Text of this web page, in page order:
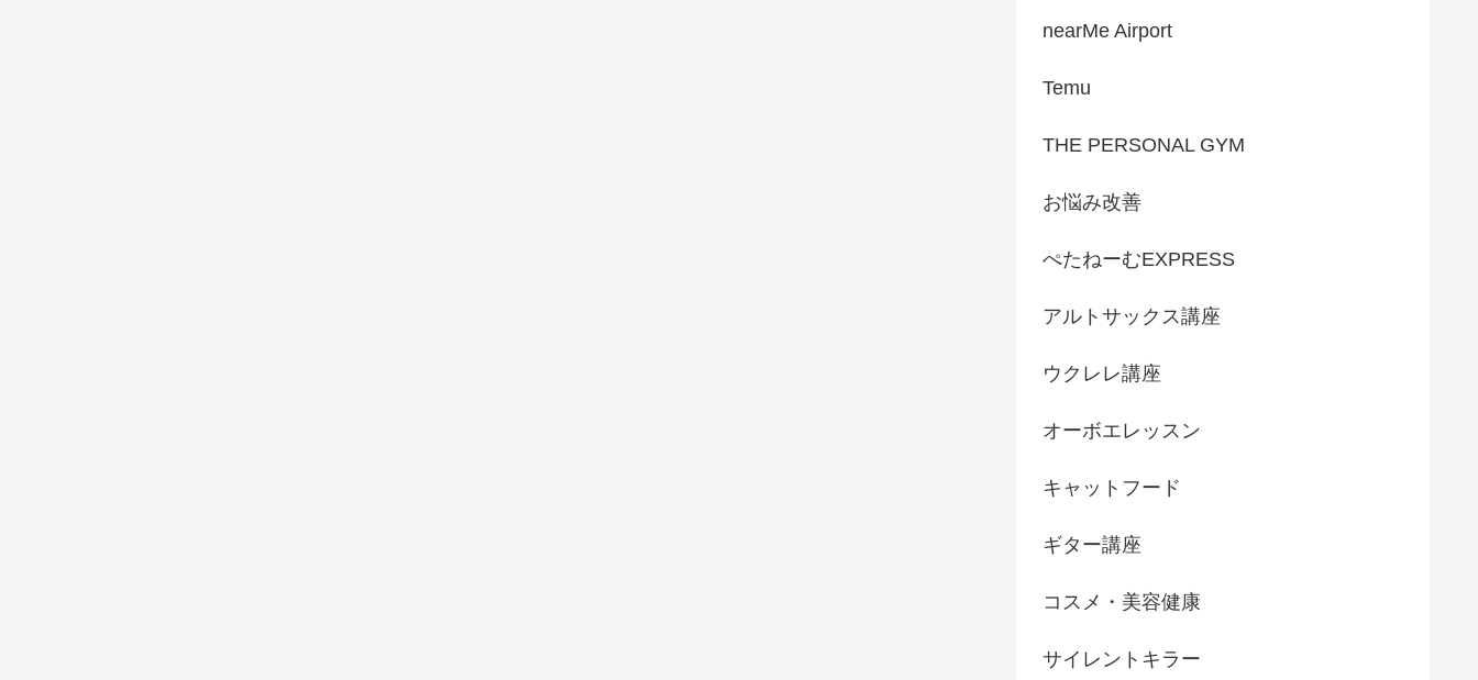
nearMe Airport
Temu
THE PERSONAL GYM
お悩み改善
ぺたねーむEXPRESS
アルトサックス講座
ウクレレ講座
オーボエレッスン
キャットフード
ギター講座
コスメ・美容健康
サイレントキラー